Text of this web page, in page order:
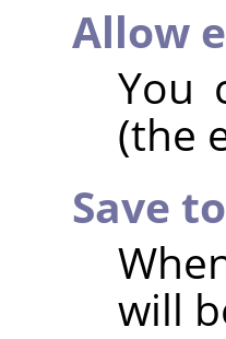
Allow
You
(the
Save
will